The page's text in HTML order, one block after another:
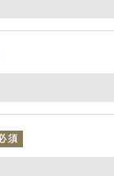
須